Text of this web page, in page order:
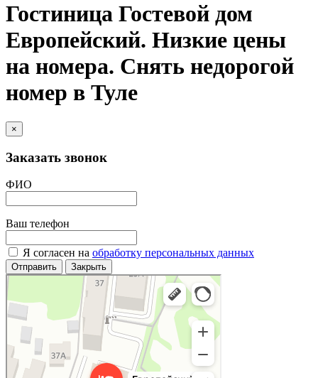
Гостиница Гостевой дом
Европейский. Низкие цены
на номера. Снять недорогой
номер в Туле
×
Заказать звонок
ФИО
Ваш телефон
Я согласен на обработку персональных данных
Отправить Закрыть